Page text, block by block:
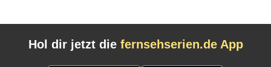
Hol dir jetzt die fernsehserien.de App